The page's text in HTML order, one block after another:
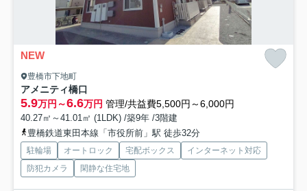
NEW
豊橋市下地町
アメニティ橋口
5.9万円～6.6万円 管理/共益費5,500円～6,000円
40.27㎡～41.01㎡ (1LDK) /築9年 /3階建
豊橋鉄道東田本線「市役所前」駅 徒歩32分
駐輪場 オートロック 宅配ボックス
インターネット対応
防犯カメラ
閑静な住宅地